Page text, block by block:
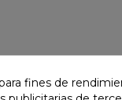
favorite
fines de